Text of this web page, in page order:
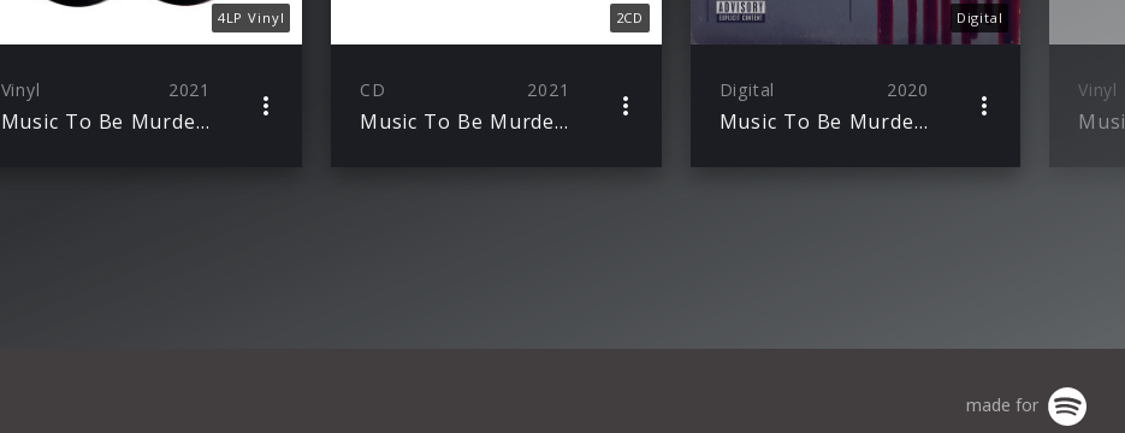
4LP Vinyl
Vinyl 2021
Music To Be Murdered By – Side B (Deluxe Edition)
2CD
CD 2021
Music To Be Murdered By – Side B (Deluxe Edition)
Digital
Digital 2020
Music To Be Murdered By – Side B (Deluxe Edition)
Vinyl